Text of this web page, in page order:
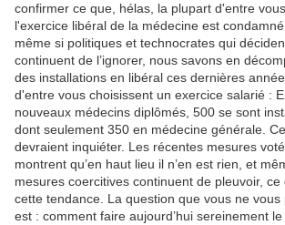
confirmer ce que, hélas, la plupart d'entre
l'exercice libéral de la médecine est
même si politiques et technocrates qui
continuent de l’ignorer, nous savons en
des installations en libéral ces dernières
d'entre vous choisissent un exercice salarié :
nouveaux médecins diplômés, 500 se sont
dont seulement 350 en médecine générale.
devraient inquiéter. Les récentes mesures
montrent qu’en haut lieu il n’en est rien, et
mesures coercitives continuent de pleuvoir,
cette tendance. La question que vous ne vous
est : comment faire aujourd’hui sereinement le